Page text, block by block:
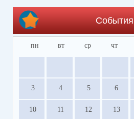
События
пн вт ср чт
3 4 5 6
10 11 12 13